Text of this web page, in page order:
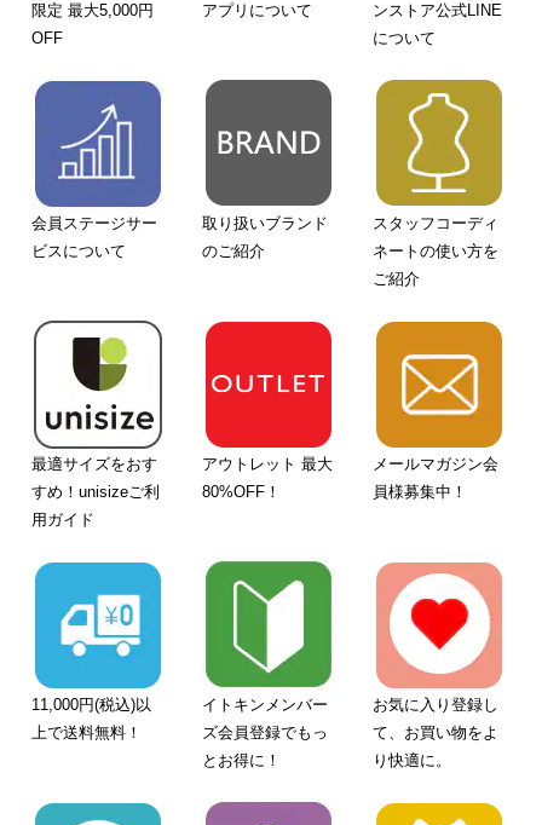
限定 最大5,000円
OFF
アプリについて
ンストア公式LINE
について
会員ステージサー
ビスについて
取り扱いブランド
のご紹介
スタッフコーディ
ネートの使い方を
ご紹介
最適サイズをおす
すめ！unisizeご利
用ガイド
アウトレット 最大
80%OFF！
メールマガジン会
員様募集中！
11,000円(税込)以
上で送料無料！
イトキンメンバー
ズ会員登録でもっ
とお得に！
お気に入り登録し
て、お買い物をよ
り快適に。